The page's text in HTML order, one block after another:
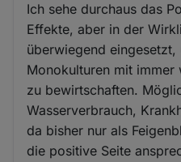
Ich sehe durchaus das
Effekte, aber in der
überwiegend
Monokulturen mit
zu bewirtschaften.
Wasserverbrauch,
da bisher nur als
die positive Seite